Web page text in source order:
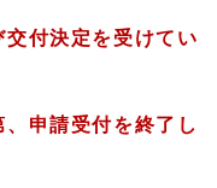
付決定を受けてい
申請受付を終了し